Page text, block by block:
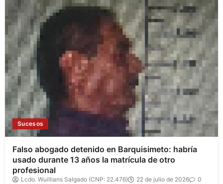
Sucesos
Falso abogado detenido en Barquisimeto: habría
usado durante 13 años la matrícula de otro
profesional
Lcdo. Wuillians Salgado (CNP: 22.476) 22 de julio de 2026 0